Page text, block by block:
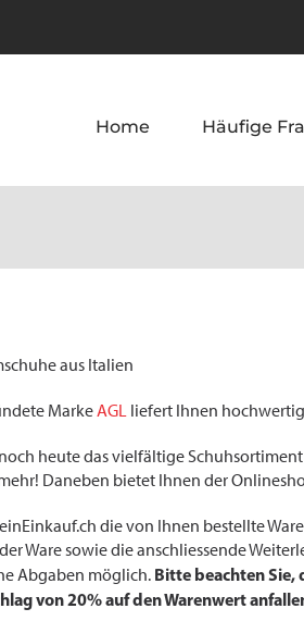
Home Häufige
aus Italien
MarkeAGL liefert Ihnen
heute das vielfältige
Daneben bietet Ihnen der
die von Ihnen bestellte
Ware sowie die anschliessende
Abgaben möglich. Bitte beachten Sie,
von 20% auf den Warenwert